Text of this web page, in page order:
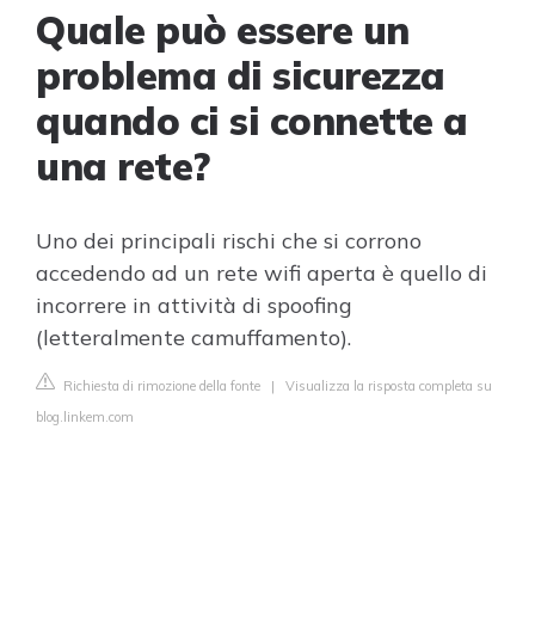
Quale può essere un
problema di sicurezza
quando ci si connette a
una rete?
Uno dei principali rischi che si corrono
accedendo ad un rete wifi aperta è quello di
incorrere in attività di spoofing
(letteralmente camuffamento).
Richiesta di rimozione della fonte | Visualizza la risposta completa su
blog.linkem.com